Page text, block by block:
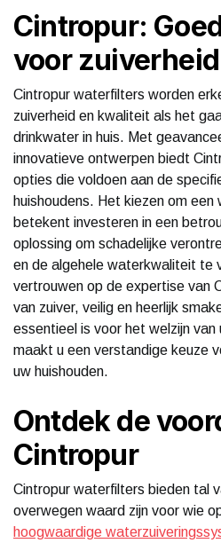
Cintropur:
voor zuiverheid
Cintropur waterfilters worden
zuiverheid en kwaliteit als het
drinkwater in huis. Met
innovatieve ontwerpen biedt
opties die voldoen aan de
huishoudens. Het kiezen om
betekent investeren in een
oplossing om schadelijke
en de algehele waterkwaliteit te
vertrouwen op de expertise van
van zuiver, veilig en heerlijk
essentieel is voor het welzijn
maakt u een verstandige keuze
uw huishouden.
Ontdek de
Cintropur
Cintropur waterfilters bieden tal
overwegen waard zijn voor wie
hoogwaardige